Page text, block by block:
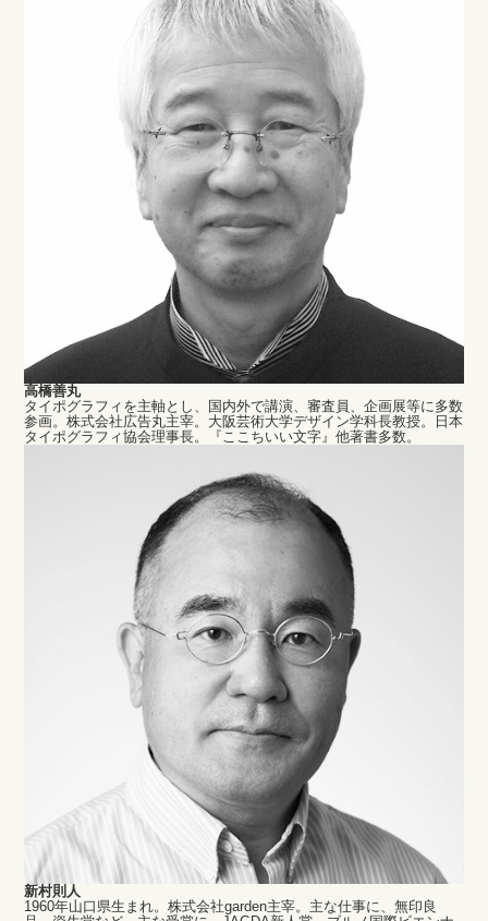
高橋善丸
タイポグラフィを主軸とし、国内外で講演、審査員、企画展等に多数
参画。株式会社広告丸主宰。大阪芸術大学デザイン学科長教授。日本
タイポグラフィ協会理事長。『ここちいい文字』他著書多数。
新村則人
1960年山口県生まれ。株式会社garden主宰。主な仕事に、無印良